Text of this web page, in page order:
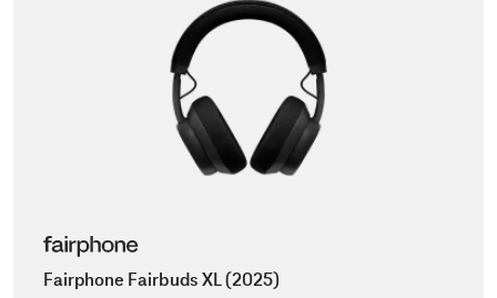
Fairphone Fairbuds XL (2025)